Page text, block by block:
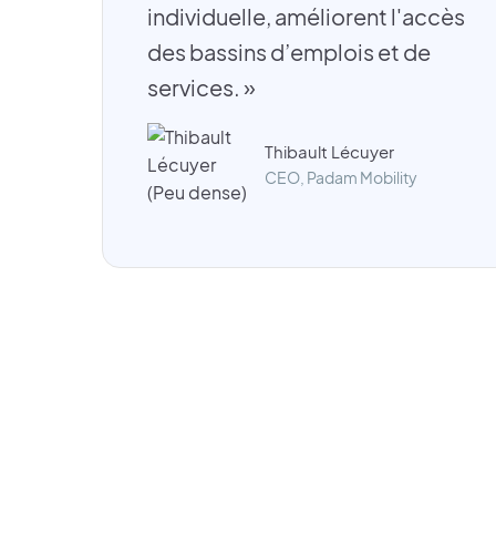
individuelle, améliorent l'accès
des bassins d’emplois et de
services. »
Thibault Lécuyer
CEO, Padam Mobility